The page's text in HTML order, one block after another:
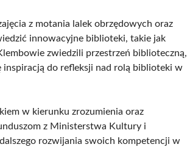
z motania lalek obrzędowych oraz
innowacyjne biblioteki, takie jak
zwiedzili przestrzeń biblioteczną,
inspiracją do refleksji nad rolą biblioteki w
w kierunku zrozumienia oraz
z Ministerstwa Kultury i
rozwijania swoich kompetencji w